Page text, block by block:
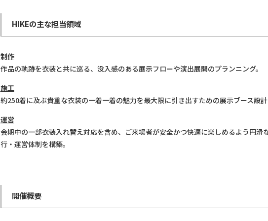
HIKEの主な担当領域
制作
作品の軌跡を衣装と共に巡る、没入感のある展示フローや演出展開のプランニング。
施工
約250着に及ぶ貴重な衣装の一着一着の魅力を最大限に引き出すための展示ブース設計
運営
会期中の一部衣装入れ替え対応を含め、ご来場者が安全かつ快適に楽しめるよう円滑
行・運営体制を構築。
開催概要